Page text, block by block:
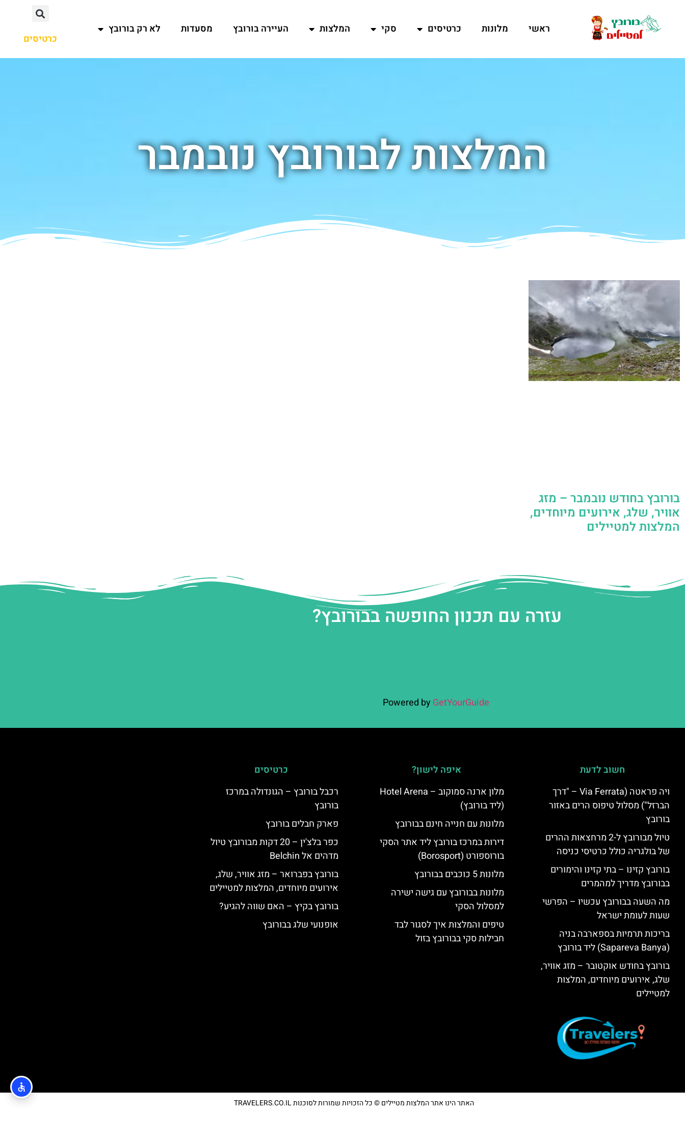
ראשי מלונות כרטיסים סקי המלצות העיירה בורובץ מסעדות לא רק בורובץ
כרטיסים
המלצות לבורובץ נובמבר
בורובץ בחודש נובמבר – מזג
אוויר, שלג, אירועים מיוחדים,
המלצות למטיילים
עזרה עם תכנון החופשה בבורובץ?
Powered by GetYourGuide
חשוב לדעת
ויה פראטה (Via Ferrata – "דרך
הברזל") מסלול טיפוס הרים באזור
בורובץ
טיול מבורובץ ל-2 מרחצאות ההרים
של בולגריה כולל כרטיסי כניסה
בורובץ קזינו – בתי קזינו והימורים
בבורובץ מדריך למהמרים
מה השעה בבורובץ עכשיו – הפרשי
שעות לעומת ישראל
בריכות תרמיות בספארבה בניה
(Sapareva Banya) ליד בורובץ
בורובץ בחודש אוקטובר – מזג אוויר,
שלג, אירועים מיוחדים, המלצות
למטיילים
איפה לישון?
מלון ארנה סמוקוב – Hotel Arena
(ליד בורובץ)
מלונות עם חנייה חינם בבורובץ
דירות במרכז בורובץ ליד אתר הסקי
בורוספורט (Borosport)
מלונות 5 כוכבים בבורובץ
מלונות בבורובץ עם גישה ישירה
למסלול הסקי
טיפים והמלצות איך לסגור לבד
חבילות סקי בבורובץ בזול
כרטיסים
רכבל בורובץ – הגונדולה במרכז
בורובץ
פארק חבלים בורובץ
כפר בלצ'ין – 20 דקות מבורובץ טיול
מדהים אל Belchin
בורובץ בפברואר – מזג אוויר, שלג,
אירועים מיוחדים, המלצות למטיילים
בורובץ בקיץ – האם שווה להגיע?
אופנועי שלג בבורובץ
האתר הינו אתר המלצות מטיילים © כל הזכויות שמורות לסוכנות TRAVELERS.CO.IL